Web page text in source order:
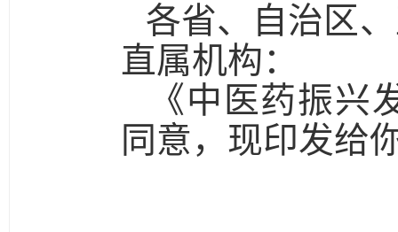
各省、自治区
直属机构：
《中医药振兴
同意，现印发给